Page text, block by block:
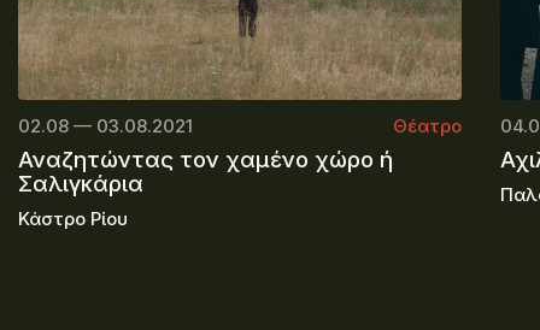
02.08 — 03.08.2021 Θέατρο
Αναζητώντας τον χαμένο χώρο ή
Σαλιγκάρια
Κάστρο Ρίου